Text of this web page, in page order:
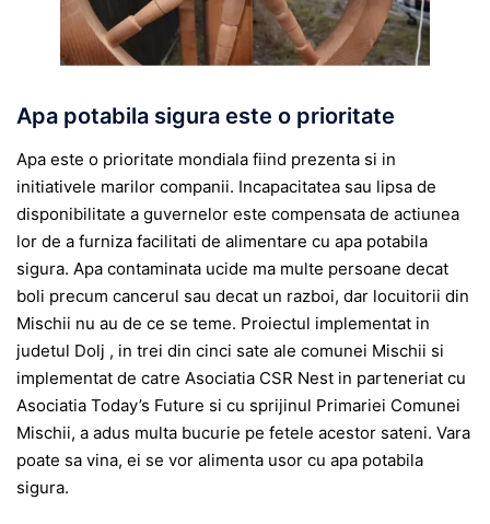
Apa potabila sigura este o prioritate
Apa este o prioritate mondiala fiind prezenta si in
initiativele marilor companii. Incapacitatea sau lipsa de
disponibilitate a guvernelor este compensata de actiunea
lor de a furniza facilitati de alimentare cu apa potabila
sigura. Apa contaminata ucide ma multe persoane decat
boli precum cancerul sau decat un razboi, dar locuitorii din
Mischii nu au de ce se teme. Proiectul implementat in
judetul Dolj , in trei din cinci sate ale comunei Mischii si
implementat de catre Asociatia CSR Nest in parteneriat cu
Asociatia Today’s Future si cu sprijinul Primariei Comunei
Mischii, a adus multa bucurie pe fetele acestor sateni. Vara
poate sa vina, ei se vor alimenta usor cu apa potabila
sigura.